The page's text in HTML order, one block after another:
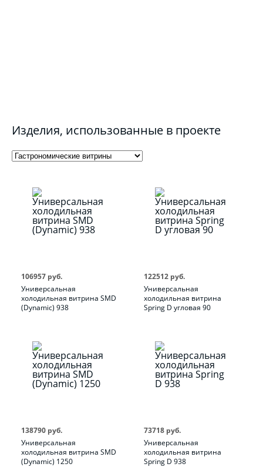
Изделия, использованные в проекте
Универсальная
холодильная витрина SMD
(Dynamic) 938
106957 руб.
Универсальная
холодильная витрина
Spring D угловая 90
122512 руб.
Универсальная
холодильная витрина SMD
(Dynamic) 1250
138790 руб.
Универсальная
холодильная витрина
Spring D 938
73718 руб.